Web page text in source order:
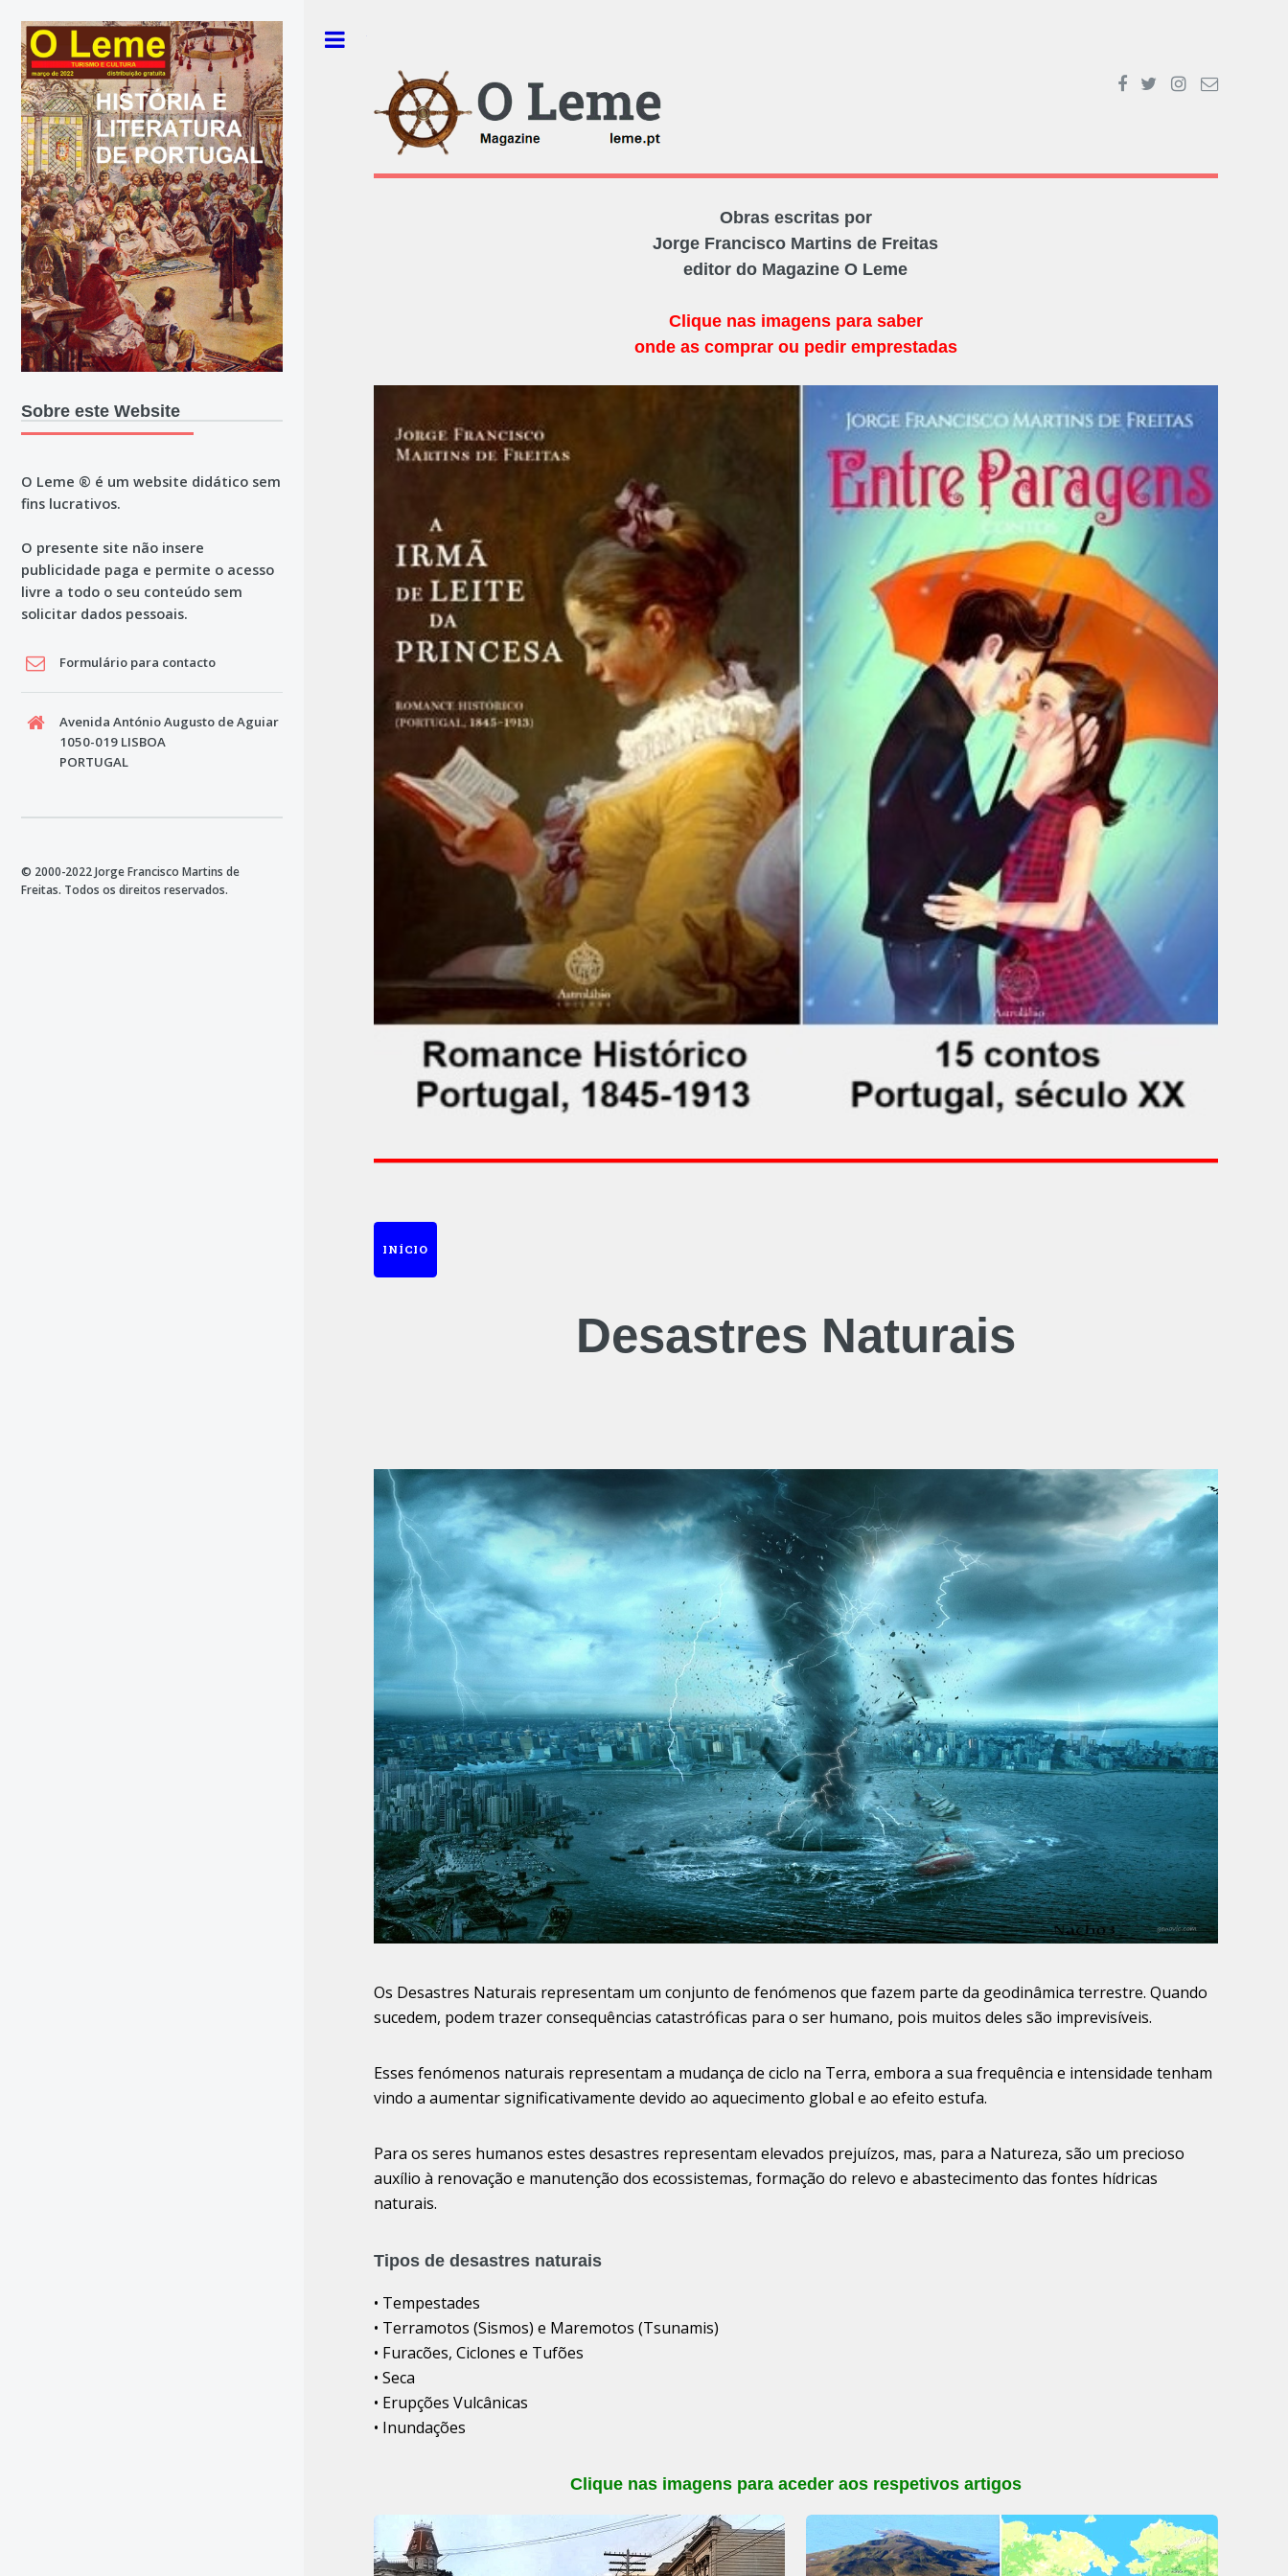
Obras escritas por
Jorge Francisco Martins de Freitas
editor do Magazine O Leme
Clique nas imagens para saber
onde as comprar ou pedir emprestadas
INÍCIO
Desastres Naturais
Os Desastres Naturais representam um conjunto de fenómenos que fazem parte da geodinâmica terrestre. Quando
sucedem, podem trazer consequências catastróficas para o ser humano, pois muitos deles são imprevisíveis.
Esses fenómenos naturais representam a mudança de ciclo na Terra, embora a sua frequência e intensidade tenham
vindo a aumentar significativamente devido ao aquecimento global e ao efeito estufa.
Para os seres humanos estes desastres representam elevados prejuízos, mas, para a Natureza, são um precioso
auxílio à renovação e manutenção dos ecossistemas, formação do relevo e abastecimento das fontes hídricas
naturais.
Tipos de desastres naturais
• Tempestades
• Terramotos (Sismos) e Maremotos (Tsunamis)
• Furacões, Ciclones e Tufões
• Seca
• Erupções Vulcânicas
• Inundações
Clique nas imagens para aceder aos respetivos artigos
Sobre este Website
O Leme ® é um website didático sem
fins lucrativos.
O presente site não insere
publicidade paga e permite o acesso
livre a todo o seu conteúdo sem
solicitar dados pessoais.
Formulário para contacto
Avenida António Augusto de Aguiar
1050-019 LISBOA
PORTUGAL
© 2000-2022 Jorge Francisco Martins de
Freitas. Todos os direitos reservados.